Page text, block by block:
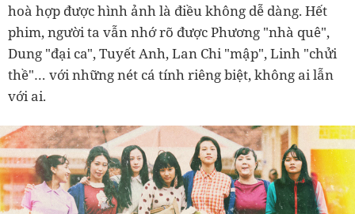
hoà hợp được hình ảnh là điều không dễ dàng. Hết
phim, người ta vẫn nhớ rõ được Phương "nhà quê",
Dung "đại ca", Tuyết Anh, Lan Chi "mập", Linh "chửi
thề"… với những nét cá tính riêng biệt, không ai lẫn
với ai.